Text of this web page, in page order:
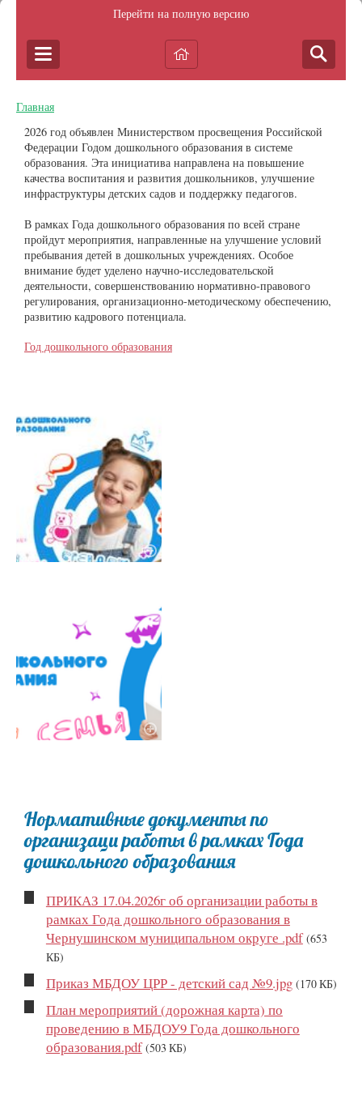
Перейти на полную версию
Главная
2026 год объявлен Министерством просвещения Российской
Федерации Годом дошкольного образования в системе
образования. Эта инициатива направлена на повышение
качества воспитания и развития дошкольников, улучшение
инфраструктуры детских садов и поддержку педагогов.
В рамках Года дошкольного образования по всей стране
пройдут мероприятия, направленные на улучшение условий
пребывания детей в дошкольных учреждениях. Особое
внимание будет уделено научно-исследовательской
деятельности, совершенствованию нормативно-правового
регулирования, организационно-методическому обеспечению,
развитию кадрового потенциала.
Год дошкольного образования
Нормативные документы по
организаци работы в рамках Года
дошкольного образования
ПРИКАЗ 17.04.2026г об организации работы в
рамках Года дошкольного образования в
Чернушинском муниципальном округе .pdf (653
КБ)
Приказ МБДОУ ЦРР - детский сад №9.jpg (170 КБ)
План мероприятий (дорожная карта) по
проведению в МБДОУ9 Года дошкольного
образования.pdf (503 КБ)